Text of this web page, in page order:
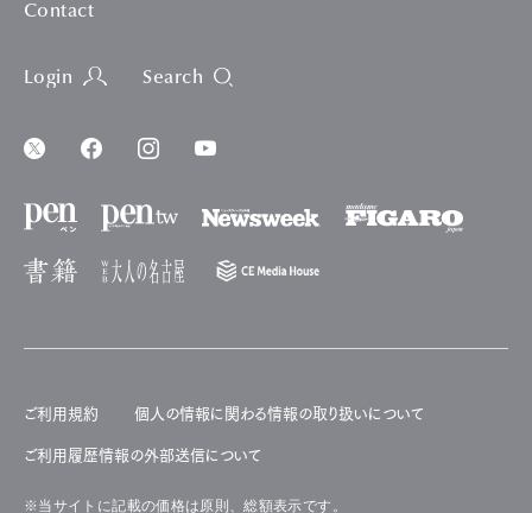
Contact
Login Search
ご利用規約 個人の情報に関わる情報の取り扱いについて
ご利用履歴情報の外部送信について
※当サイトに記載の価格は原則、総額表示です。